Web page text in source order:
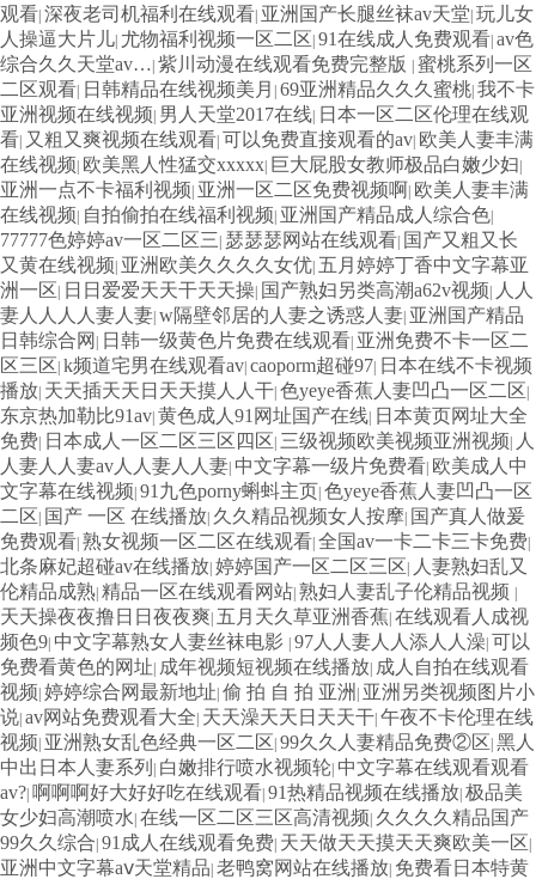
观看| 深夜老司机福利在线观看| 亚洲国产长腿丝袜av天堂| 玩儿女
人操逼大片儿| 尤物福利视频一区二区| 91在线成人免费观看| av色
综合久久天堂av…| 紫川动漫在线观看免费完整版 | 蜜桃系列一区
二区观看| 日韩精品在线视频美月 | 69亚洲精品久久久蜜桃| 我不卡
亚洲视频在线视频| 男人天堂2017在线| 日本一区二区伦理在线观
看| 又粗又爽视频在线观看| 可以免费直接观看的av| 欧美人妻丰满
在线视频| 欧美黑人性猛交xxxxx| 巨大屁股女教师极品白嫩少妇|
亚洲一点不卡福利视频| 亚洲一区二区免费视频啊| 欧美人妻丰满
在线视频| 自拍偷拍在线福利视频| 亚洲国产精品成人综合色|
77777色婷婷av一区二区三| 瑟瑟瑟网站在线观看| 国产又粗又长
又黄在线视频| 亚洲欧美久久久久女优| 五月婷婷丁香中文字幕亚
洲一区| 日日爱爱天天干天天操| 国产熟妇另类高潮a62v视频| 人人
妻人人人人妻人妻| w隔壁邻居的人妻之诱惑人妻| 亚洲国产精品
日韩综合网 | 日韩一级黄色片免费在线观看| 亚洲免费不卡一区二
区三区| k频道宅男在线观看av| caoporm超碰97| 日本在线不卡视频
播放| 天天插天天日天天摸人人干| 色yeye香蕉人妻凹凸一区二区|
东京热加勒比91av| 黄色成人91网址国产在线| 日本黄页网址大全
免费| 日本成人一区二区三区四区| 三级视频欧美视频亚洲视频| 人
人妻人人妻av人人妻人人妻| 中文字幕一级片免费看| 欧美成人中
文字幕在线视频| 91九色porny蝌蚪主页| 色yeye香蕉人妻凹凸一区
二区| 国产 一区 在线播放| 久久精品视频女人按摩| 国产真人做爰
免费观看| 熟女视频一区二区在线观看| 全国av一卡二卡三卡免费|
北条麻妃超碰av在线播放| 婷婷国产一区二区三区| 人妻熟妇乱又
伦精品成熟| 精品一区在线观看网站| 熟妇人妻乱子伦精品视频 |
天天操夜夜撸日日夜夜爽| 五月天久草亚洲香蕉| 在线观看人成视
频色9| 中文字幕熟女人妻丝袜电影 | 97人人妻人人添人人澡| 可以
免费看黄色的网址| 成年视频短视频在线播放| 成人自拍在线观看
视频| 婷婷综合网最新地址| 偷 拍 自 拍 亚洲 | 亚洲另类视频图片小
说| av网站免费观看大全| 天天澡天天日天天干| 午夜不卡伦理在线
视频| 亚洲熟女乱色经典一区二区| 99久久人妻精品免费②区| 黑人
中出日本人妻系列 | 白嫩排行喷水视频轮| 中文字幕在线观看观看
av?| 啊啊啊好大好好吃在线观看| 91热精品视频在线播放| 极品美
女少妇高潮喷水| 在线一区二区三区高清视频| 久久久久精品国产
99久久综合| 91成人在线观看免费| 天天做天天摸天天爽欧美一区|
亚洲中文字幕aⅴ天堂精品| 老鸭窝网站在线播放| 免费看日本特黄